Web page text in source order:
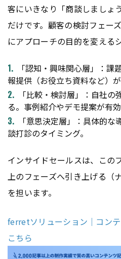
客にいきなり「商談しましょ
だけです。顧客の検討フェー
にアプローチの目的を変える
「認知・興味関心層」：課
報提供（お役立ち資料など）が
「比較・検討層」：自社
る。事例紹介やデモ提案が有効
「意思決定層」：具体的
談打診のタイミング。
インサイドセールスは、この
上のフェーズへ引き上げる（
を担います。
ferretソリューション｜コン
こちら